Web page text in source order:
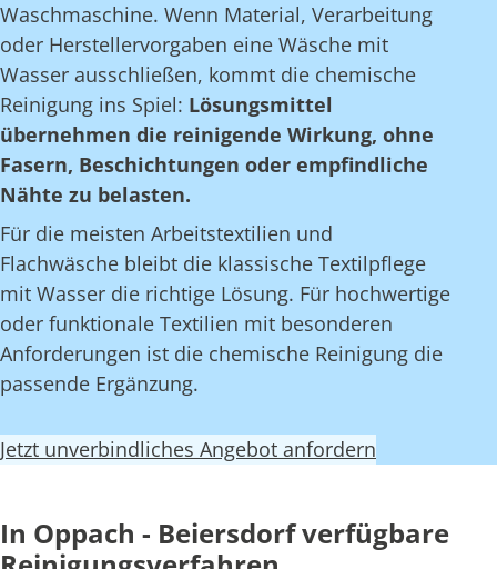
Waschmaschine. Wenn Material, Verarbeitung
oder Herstellervorgaben eine Wäsche mit
Wasser ausschließen, kommt die chemische
Reinigung ins Spiel: Lösungsmittel
übernehmen die reinigende Wirkung, ohne
Fasern, Beschichtungen oder empfindliche
Nähte zu belasten.
Für die meisten Arbeitstextilien und
Flachwäsche bleibt die klassische Textilpflege
mit Wasser die richtige Lösung. Für hochwertige
oder funktionale Textilien mit besonderen
Anforderungen ist die chemische Reinigung die
passende Ergänzung.
Jetzt unverbindliches Angebot anfordern
In Oppach - Beiersdorf verfügbare